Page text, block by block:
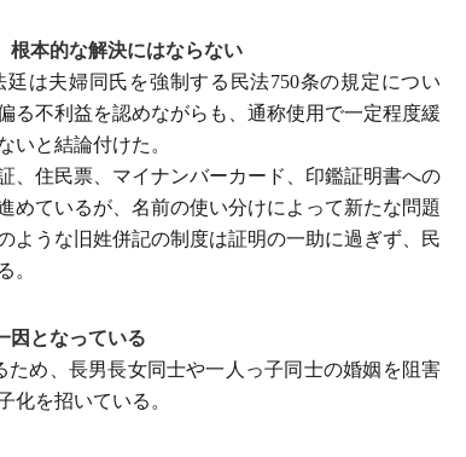
本的な解決にはならない
廷は夫婦同氏を強制する民法750条の規定につい
る不利益を認めながらも、通称使用で一定程度緩
いと結論付けた。
、住民票、マイナンバーカード、印鑑証明書への
めているが、名前の使い分けによって新たな問題
ような旧姓併記の制度は証明の一助に過ぎず、民
。
因となっている
ため、長男長女同士や一人っ子同士の婚姻を阻害
化を招いている。